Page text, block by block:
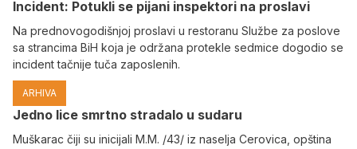
Incident: Potukli se pijani inspektori na proslavi
Na prednovogodišnjoj proslavi u restoranu Službe za poslove
sa strancima BiH koja je održana protekle sedmice dogodio se
incident tačnije tuča zaposlenih.
ARHIVA
Јedno lice smrtno stradalo u sudaru
Muškarac čiji su inicijali M.M. /43/ iz naselja Cerovica, opština